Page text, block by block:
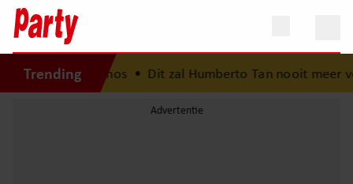
Trending
Mykonos• Dit zal Humberto Tan nooit meer vergeten